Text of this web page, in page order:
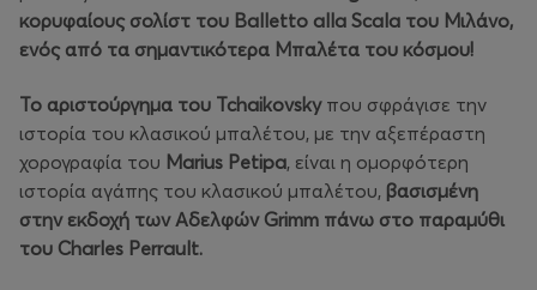
κορυφαίους σολίστ του Balletto alla Scala του Μιλάνο,
ενός από τα σημαντικότερα Μπαλέτα του κόσμου!
Το αριστούργημα του Tchaikovskyπου σφράγισε την
ιστορία του κλασικού μπαλέτου, με την αξεπέραστη
χορογραφία του Marius Petipa, είναι η ομορφότερη
ιστορία αγάπης του κλασικού μπαλέτου, βασισμένη
στην εκδοχή των Αδελφών Grimm πάνω στο παραμύθι
του Charles Perrault.